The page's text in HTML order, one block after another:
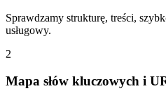
Sprawdzamy strukturę, treści,
usługowy.
2
Mapa słów kluczowych i